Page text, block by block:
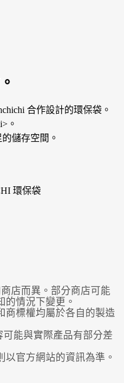
合作設計的環保袋。
。
儲存空間。
環保袋
店而異。部分商店可能
的情況下變更。
商標權均屬於各自的製造
能與實際產品有部分差
官方網站的資訊為準。